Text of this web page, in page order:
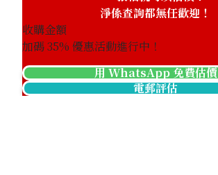
淨係查詢都無任歡迎！
收購金額
加碼35% 優惠活動進行中！
用 WhatsApp 免費估價
電郵評估